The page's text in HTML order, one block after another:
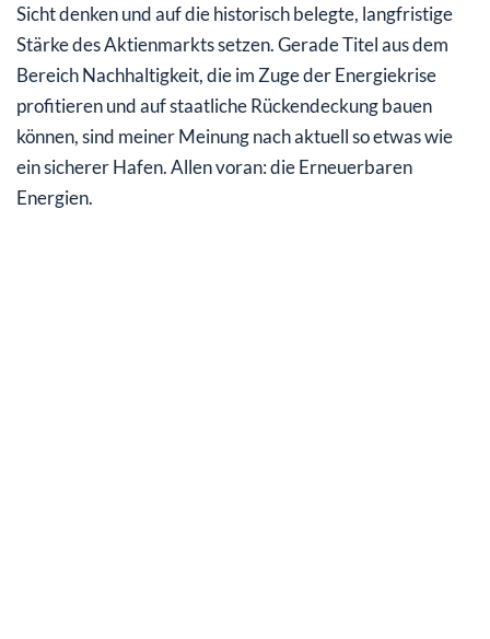
Sicht denken und auf die historisch belegte, langfristige
Stärke des Aktienmarkts setzen. Gerade Titel aus dem
Bereich Nachhaltigkeit, die im Zuge der Energiekrise
profitieren und auf staatliche Rückendeckung bauen
können, sind meiner Meinung nach aktuell so etwas wie
ein sicherer Hafen. Allen voran: die Erneuerbaren
Energien.